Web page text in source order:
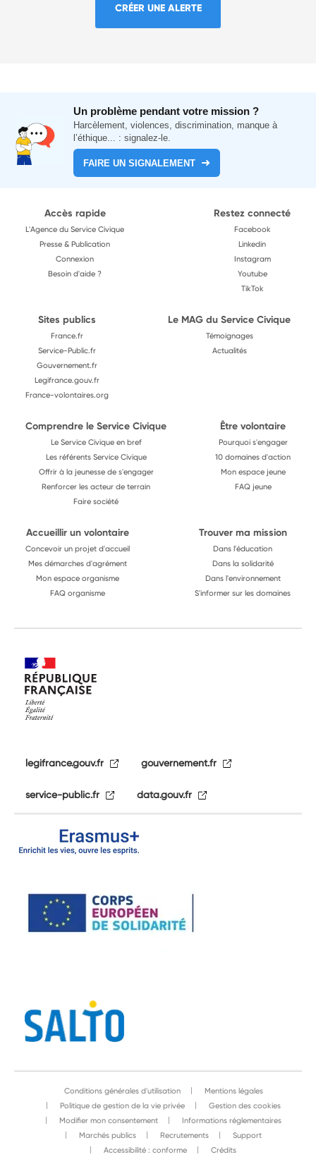
CRÉER UNE ALERTE
Un problème pendant votre mission ?
Harcèlement, violences, discrimination, manque à
l’éthique... : signalez-le.
FAIRE UN SIGNALEMENT
Accès rapide
L'Agence du Service Civique
Presse & Publication
Connexion
Besoin d'aide ?
Restez connecté
Facebook
Linkedin
Instagram
Youtube
TikTok
Sites publics
France.fr
Service-Public.fr
Gouvernement.fr
Legifrance.gouv.fr
France-volontaires.org
Le MAG du Service Civique
Témoignages
Actualités
Comprendre le Service Civique
Le Service Civique en bref
Les référents Service Civique
Offrir à la jeunesse de s'engager
Renforcer les acteur de terrain
Faire société
Être volontaire
Pourquoi s'engager
10 domaines d'action
Mon espace jeune
FAQ jeune
Accueillir un volontaire
Concevoir un projet d'accueil
Mes démarches d'agrément
Mon espace organisme
FAQ organisme
Trouver ma mission
Dans l'éducation
Dans la solidarité
Dans l'environnement
S'informer sur les domaines
legifrance.gouv.fr gouvernement.fr
service-public.fr data.gouv.fr
Conditions générales d'utilisation
Mentions légales
Politique de gestion de la vie privée
Gestion des cookies
Modifier mon consentement
Informations réglementaires
Marchés publics
Recrutements
Support
Accessibilité : conforme
Crédits